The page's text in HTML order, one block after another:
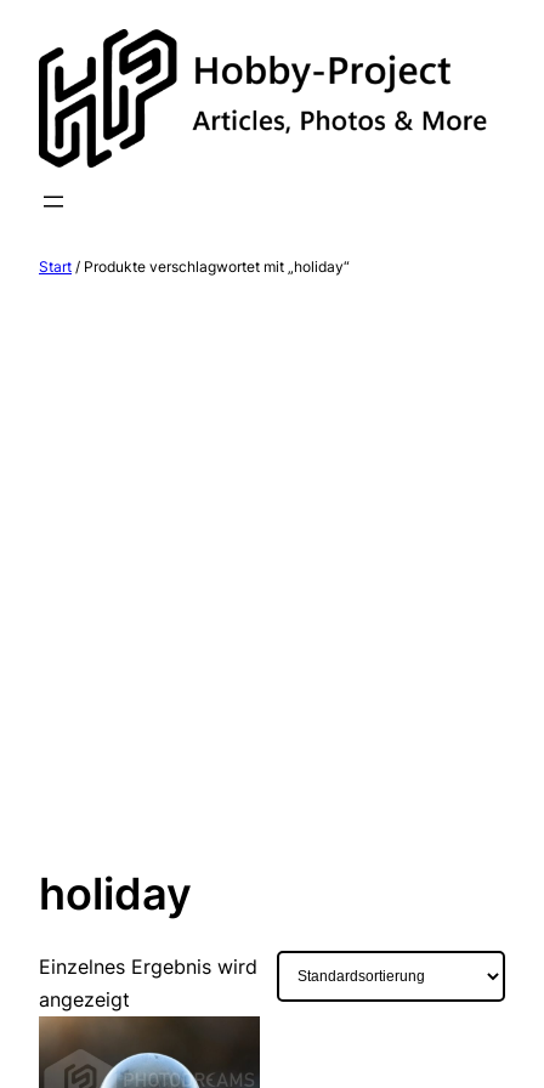
Inhalt
springen
Start / Produkte verschlagwortet mit „holiday“
holiday
Einzelnes Ergebnis wird
angezeigt